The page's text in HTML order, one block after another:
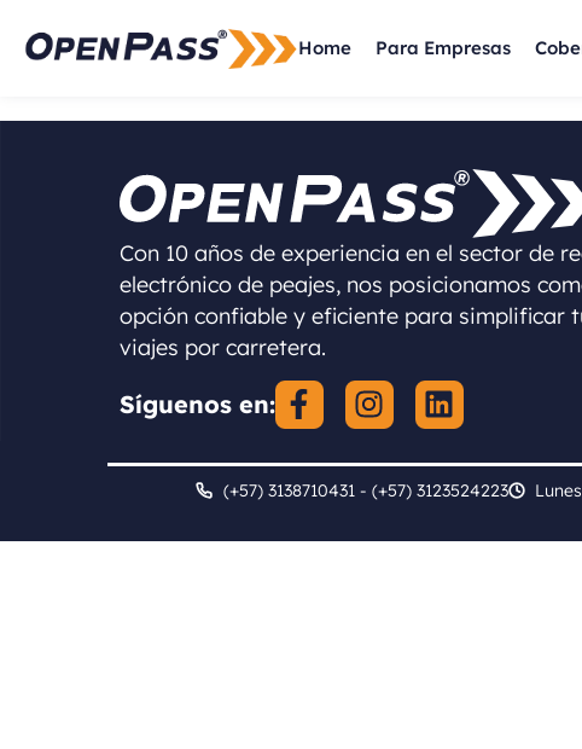
Home Para Empresas
Con 10 años de experiencia en el sector de
electrónico de peajes, nos posicionamos
opción confiable y eficiente para simplificar
viajes por carretera.
Síguenos en:
(+57) 3138710431 - (+57) 3123524223